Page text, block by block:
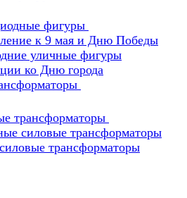
фигуры
к 9 мая и Дню Победы
уличные фигуры
ко Дню города
трансформаторы
силовые трансформаторы
трансформаторы